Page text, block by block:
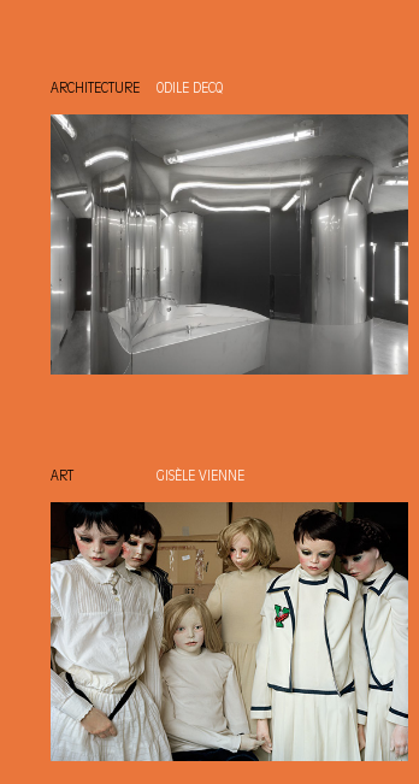
ARCHITECTURE ODILE DECQ
ART GISÈLE VIENNE